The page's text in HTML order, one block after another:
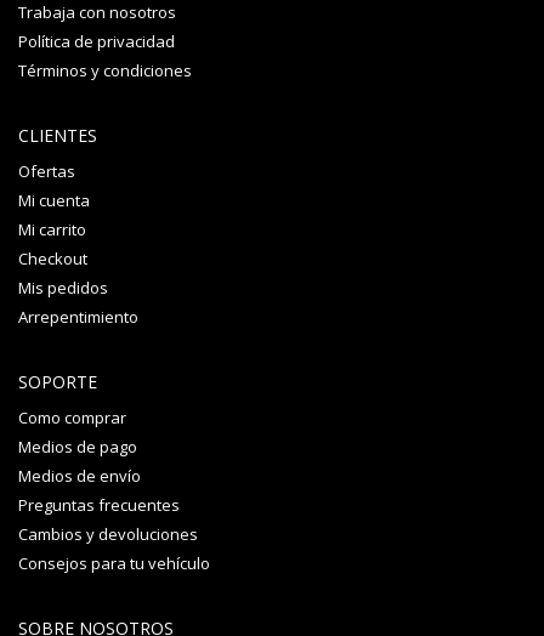
Trabaja con nosotros
Política de privacidad
Términos y condiciones
CLIENTES
Ofertas
Mi cuenta
Mi carrito
Checkout
Mis pedidos
Arrepentimiento
SOPORTE
Como comprar
Medios de pago
Medios de envío
Preguntas frecuentes
Cambios y devoluciones
Consejos para tu vehículo
SOBRE NOSOTROS